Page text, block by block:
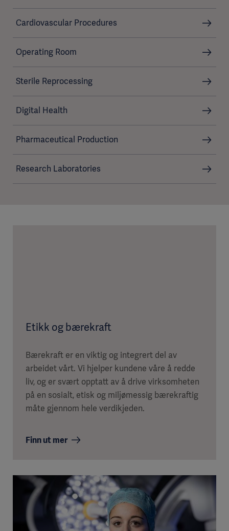
Cardiovascular Procedures
Operating Room
Sterile Reprocessing
Digital Health
Pharmaceutical Production
Research Laboratories
Etikk og bærekraft
Bærekraft er en viktig og integrert del av
arbeidet vårt. Vi hjelper kundene våre å redde
liv, og er svært opptatt av å drive virksomheten
på en sosialt, etisk og miljømessig bærekraftig
måte gjennom hele verdikjeden.
Finn ut mer